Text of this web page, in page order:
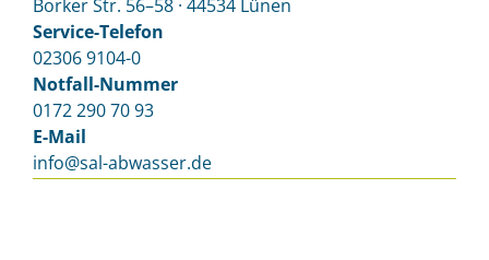
Borker Str. 56–58 · 44534 Lünen
Service-Telefon
02306 9104-0
Notfall-Nummer
0172 290 70 93
E-Mail
info@sal-abwasser.de